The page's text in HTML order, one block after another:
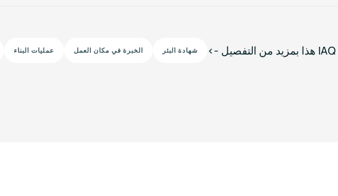
شهادة البئر الخبرة في مكان العمل عمليات البناء